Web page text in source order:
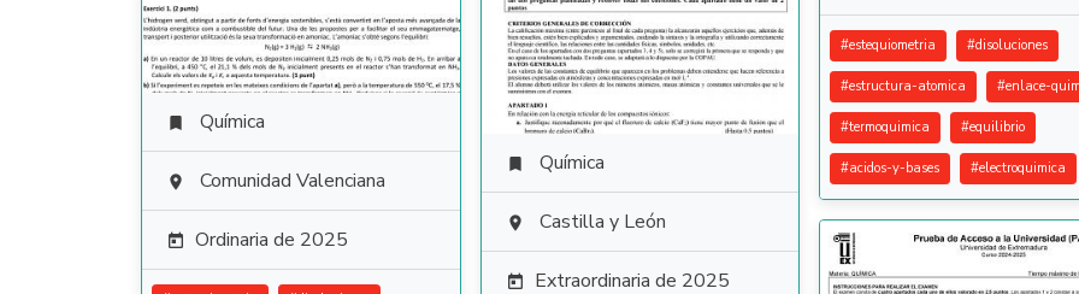
#estequiometria #disoluciones
#estructura-atomica #enlace-
#termoquimica #equilibrio
#acidos-y-bases #electroquimica
 Química
 Comunidad Valenciana
 Ordinaria de 2025
 Química
 Castilla y León
 Extraordinaria de 2025